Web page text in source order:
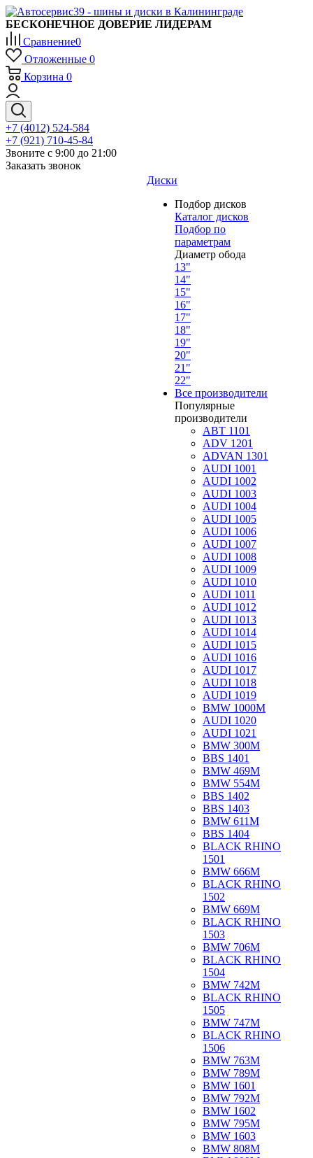
БЕСКОНЕЧНОЕ ДОВЕРИЕ ЛИДЕРАМ
Сравнение0
Отложенные 0
Корзина 0
+7 (4012) 524-584
+7 (921) 710-45-84
Звоните с 9:00 до 21:00
Заказать звонок
Диски
Подбор дисков
Каталог дисков
Подбор по
параметрам
Диаметр обода
13"
14"
15"
16"
17"
18"
19"
20"
21"
22"
Все производители
Популярные
производители
ABT 1101
ADV 1201
ADVAN 1301
AUDI 1001
AUDI 1002
AUDI 1003
AUDI 1004
AUDI 1005
AUDI 1006
AUDI 1007
AUDI 1008
AUDI 1009
AUDI 1010
AUDI 1011
AUDI 1012
AUDI 1013
AUDI 1014
AUDI 1015
AUDI 1016
AUDI 1017
AUDI 1018
AUDI 1019
BMW 1000M
AUDI 1020
AUDI 1021
BMW 300M
BBS 1401
BMW 469M
BMW 554M
BBS 1402
BBS 1403
BMW 611M
BBS 1404
BLACK RHINO
1501
BMW 666M
BLACK RHINO
1502
BMW 669M
BLACK RHINO
1503
BMW 706M
BLACK RHINO
1504
BMW 742M
BLACK RHINO
1505
BMW 747M
BLACK RHINO
1506
BMW 763M
BMW 789M
BMW 1601
BMW 792M
BMW 1602
BMW 795M
BMW 1603
BMW 808M